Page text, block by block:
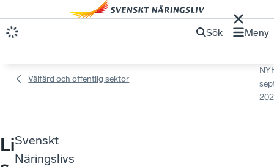
Sök Meny
Välfärd och offentlig sektor
LiSvenskt
Näringslivs